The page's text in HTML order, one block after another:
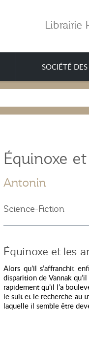
Librairie
SOCIÉTÉ
Équinoxe
Antonin
Science-Fiction
Équinoxe et les
Alors qu’il s’affranchit
disparition de Vannak
rapidement qu’il l’a
le suit et le recherche au
laquelle il semble être